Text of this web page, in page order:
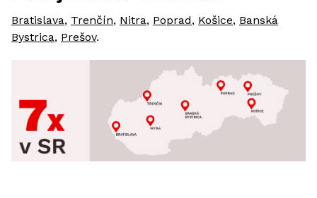
Bratislava, Trenčín, Nitra, Poprad, Košice, Banská
Bystrica, Prešov.